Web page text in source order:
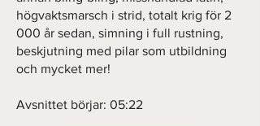
högvaktsmarsch i strid, totalt krig för 2
000 år sedan, simning i full rustning,
beskjutning med pilar som utbildning
och mycket mer!
Avsnittet börjar: 05:22